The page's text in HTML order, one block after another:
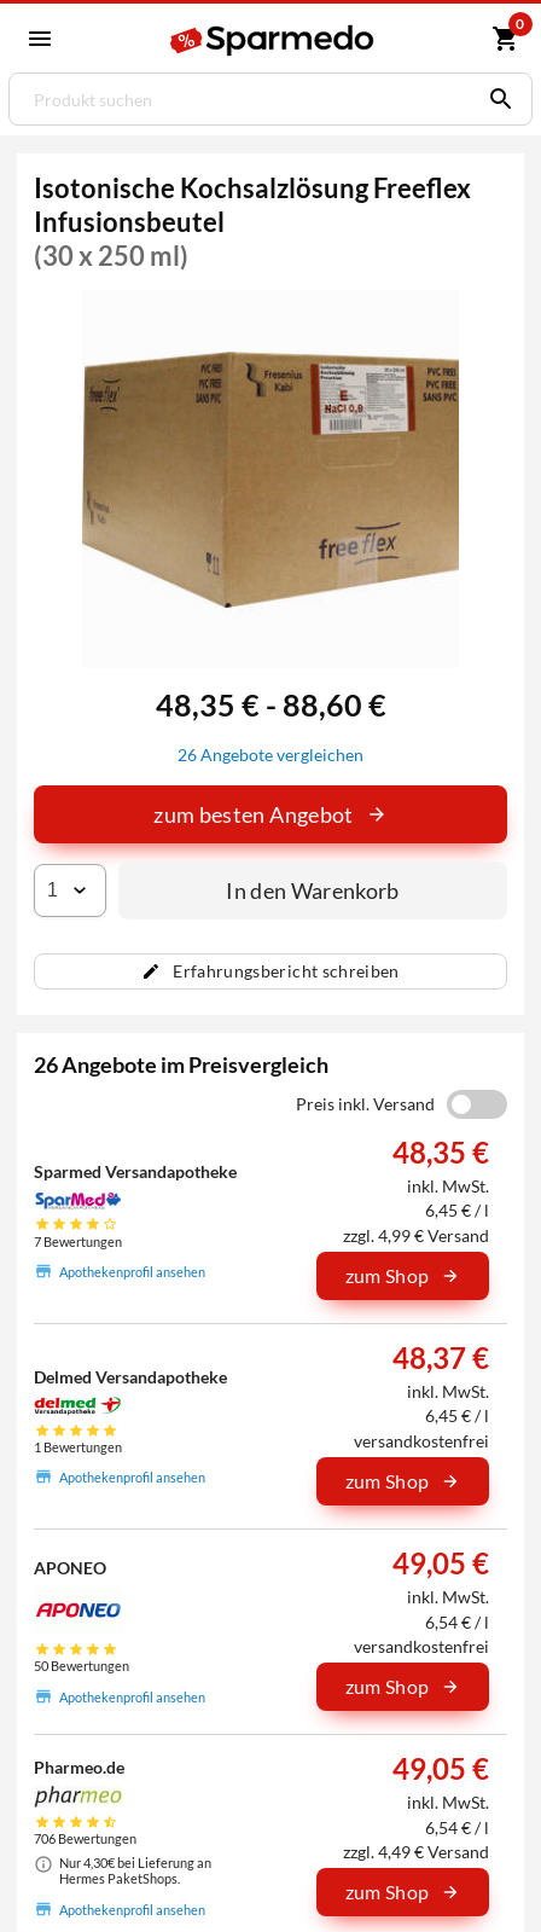
0
Isotonische Kochsalzlösung Freeflex
Infusionsbeutel
(30 x 250 ml)
Erfahrungsbericht schreiben
48,35 € - 88,60 €
26 Angebote vergleichen
zum besten Angebot
In den Warenkorb
26 Angebote im Preisvergleich
Preis inkl. Versand
Sparmed Versandapotheke
7 Bewertungen
Apothekenprofil ansehen
48,35 €
inkl. MwSt.
6,45 € / l
zzgl. 4,99 € Versand
zum Shop
Delmed Versandapotheke
1 Bewertungen
Apothekenprofil ansehen
48,37 €
inkl. MwSt.
6,45 € / l
versandkostenfrei
zum Shop
APONEO
50 Bewertungen
Apothekenprofil ansehen
49,05 €
inkl. MwSt.
6,54 € / l
versandkostenfrei
zum Shop
Pharmeo.de
706 Bewertungen
Nur 4,30€ bei Lieferung an
Hermes PaketShops.
Apothekenprofil ansehen
49,05 €
inkl. MwSt.
6,54 € / l
zzgl. 4,49 € Versand
zum Shop